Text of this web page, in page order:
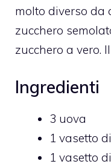
molto diverso da
zucchero
zucchero a vero.
Ingredienti
3 uova
1 vasetto
1 vasetto